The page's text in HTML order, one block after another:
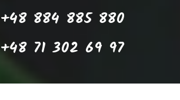
+48 884 885 880
+48 71 302 69 97